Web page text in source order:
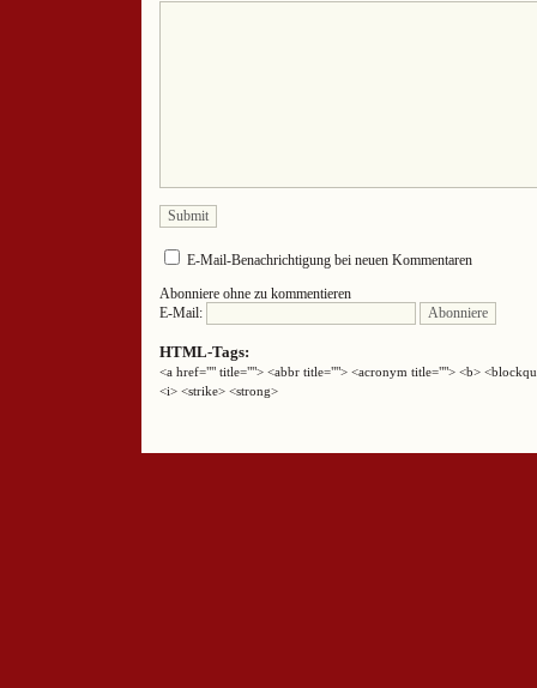
E-Mail-Benachrichtigung bei neuen Kommentaren
Abonniere ohne zu kommentieren
E-Mail:
HTML-Tags:
<a href="" title=""> <abbr title=""> <acronym title=""> <b>
<i> <strike> <strong>